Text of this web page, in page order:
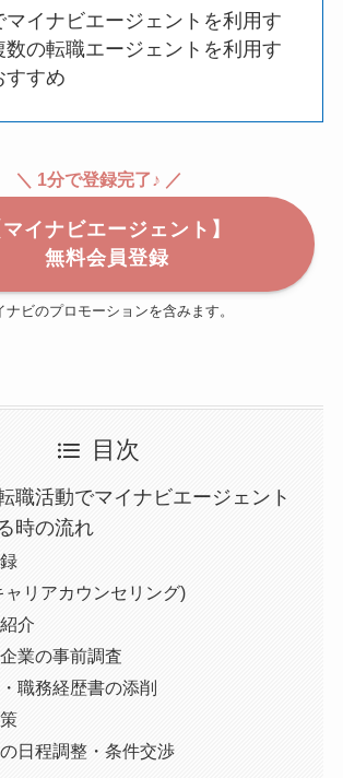
マイナビエージェントを利用す
数の転職エージェントを利用す
すすめ
＼ 1分で登録完了♪ ／
マイナビエージェント】
無料会員登録
ビのプロモーションを含みます。
目次
職活動でマイナビエージェント
時の流れ
ャリアカウンセリング)
介
業の事前調査
職務経歴書の添削
日程調整・条件交渉